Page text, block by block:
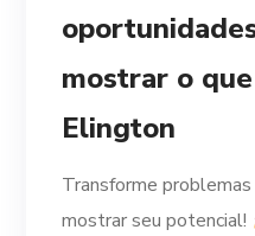
mostrar o
Elington
Transforme
mostrar seu potencial!